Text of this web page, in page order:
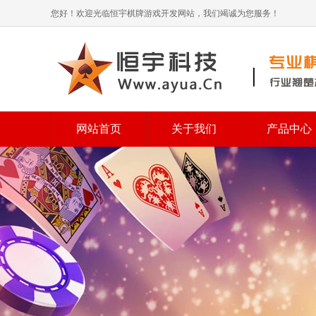
您好！欢迎光临恒宇棋牌游戏开发网站，我们竭诚为您服务！
网站首页 关于我们 产品中心